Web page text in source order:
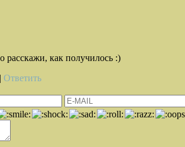
расскажи, как получилось :)
Ответить